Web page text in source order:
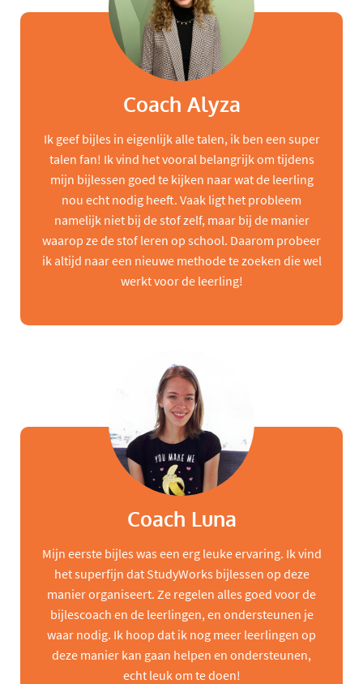
Coach Alyza
Ik geef bijles in eigenlijk alle talen, ik ben een super
talen fan! Ik vind het vooral belangrijk om tijdens
mijn bijlessen goed te kijken naar wat de leerling
nou echt nodig heeft. Vaak ligt het probleem
namelijk niet bij de stof zelf, maar bij de manier
waarop ze de stof leren op school. Daarom probeer
ik altijd naar een nieuwe methode te zoeken die wel
werkt voor de leerling!
Coach Luna
Mijn eerste bijles was een erg leuke ervaring. Ik vind
het superfijn dat StudyWorks bijlessen op deze
manier organiseert. Ze regelen alles goed voor de
bijlescoach en de leerlingen, en ondersteunen je
waar nodig. Ik hoop dat ik nog meer leerlingen op
deze manier kan gaan helpen en ondersteunen,
echt leuk om te doen!